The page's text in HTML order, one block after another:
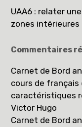
UAA6 : relater
zones intérieures
Commentaires
Carnet de Bord
cours de français
caractéristiques
Victor Hugo
Carnet de Bord